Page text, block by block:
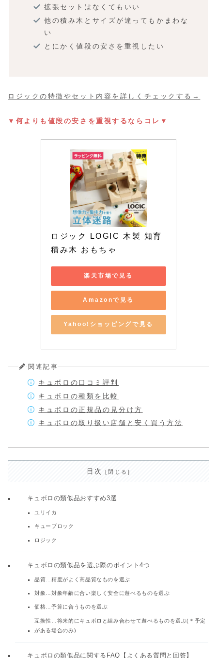
拡張セットはなくてもいい
他の積み木とサイズが違ってもかまわな
い
とにかく値段の安さを重視したい
ロジックの特徴やセット内容を詳しくチェックする→
▼何よりも値段の安さを重視するならコレ▼
ロジック LOGIC 木製 知育
積み木 おもちゃ
楽天市場で見る
Amazonで見る
Yahoo!ショッピングで見る
関連記事
キュボロの口コミ評判
キュボロの種類を比較
キュボロの正規品の見分け方
キュボロの取り扱い店舗と安く買う方法
目次
キュボロの類似品おすすめ3選
ユリイカ
キューブロック
ロジック
キュボロの類似品を選ぶ際のポイント4つ
品質…精度がよく高品質なものを選ぶ
対象…対象年齢に合い楽しく安全に遊べるものを選ぶ
価格…予算に合うものを選ぶ
互換性…将来的にキュボロと組み合わせて遊べるものを選ぶ(＊予定
がある場合のみ)
キュボロの類似品に関するFAQ【よくある質問と回答】